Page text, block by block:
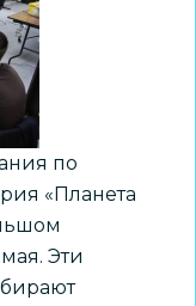
по
«Планета
Эти